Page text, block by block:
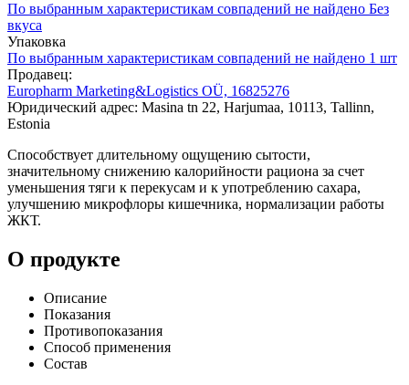
По выбранным характеристикам совпадений не найдено Без
вкуса
Упаковка
По выбранным характеристикам совпадений не найдено 1 шт
Продавец:
Europharm Marketing&Logistics OÜ, 16825276
Юридический адрес: Masina tn 22, Harjumaa, 10113, Tallinn,
Estonia
Способствует длительному ощущению сытости,
значительному снижению калорийности рациона за счет
уменьшения тяги к перекусам и к употреблению сахара,
улучшению микрофлоры кишечника, нормализации работы
ЖКТ.
О продукте
Описание
Показания
Противопоказания
Способ применения
Состав